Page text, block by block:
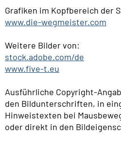
Grafiken im Kopfbereich der
www.die-wegmeister.com
Weitere Bilder von:
stock.adobe.com/de
www.five-t.eu
Ausführliche Copyright-
den Bildunterschriften, in
Hinweistexten bei
oder direkt in den